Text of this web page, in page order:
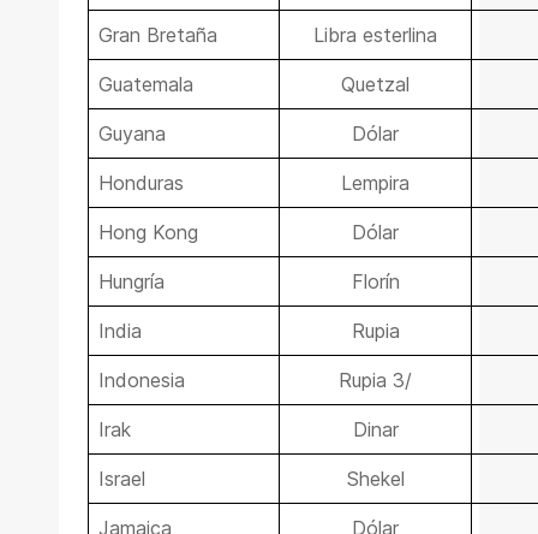
Gran Bretaña Libra esterlina
Guatemala Quetzal
Guyana Dólar
Honduras Lempira
Hong Kong Dólar
Hungría Florín
India Rupia
Indonesia Rupia 3/
Irak Dinar
Israel Shekel
Jamaica Dólar